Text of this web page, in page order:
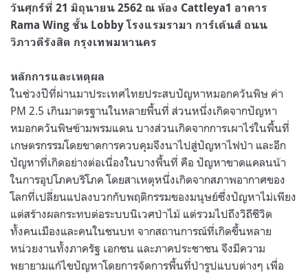
วันศุกร์ที่ 21 มิถุนายน 2562 ณ ห้อง Cattleya1 อาคาร
Rama Wing ชั้น Lobby โรงแรมรามา การ์เด้นส์ ถนน
วิภาวดีรังสิต กรุงเทพมหานคร
หลักการและเหตุผล
ในช่วงปีที่ผ่านมาประเทศไทยประสบปัญหาหมอกควันพิษ ค่า
PM 2.5 เกินมาตรฐานในหลายพื้นที่ ส่วนหนึ่งเกิดจากปัญหา
หมอกควันพิษข้ามพรมแดน บางส่วนเกิดจากการเผาไร่ในพื้นที่
เกษตรกรรมโดยขาดการควบคุมจึงนาไปสู่ปัญหาไฟป่า และอีก
ปัญหาที่เกิดอย่างต่อเนื่องในบางพื้นที่ คือ ปัญหาขาดแคลนน้า
ในการอุปโภคบริโภค โดยสาเหตุหนึ่งเกิดจากสภาพอากาศของ
โลกที่เปลี่ยนแปลงบวกกับพฤติกรรมของมนุษย์ซึ่งปัญหาไม่เพียง
แต่สร้างผลกระทบต่อระบบนิเวศป่าไม้ แต่รวมไปถึงวิถีชีวิต
ทั้งคนเมืองและคนในชนบท จากสถานการณ์ที่เกิดขึ้นหลาย
หน่วยงานทั้งภาครัฐ เอกชน และภาคประชาชน จึงมีความ
พยายามแก้ไขปัญหาโดยการจัดการพื้นที่ป่ารูปแบบต่างๆ เพื่อ